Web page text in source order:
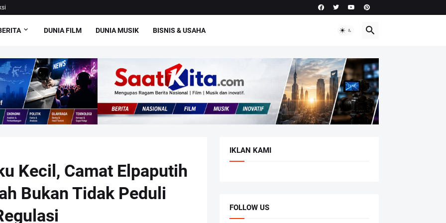
DUNIA FILM DUNIA MUSIK BISNIS & USAHA
Kecil, Camat Elpaputih
Bukan Tidak Peduli
IKLAN KAMI
FOLLOW US